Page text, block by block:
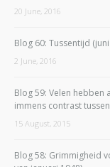
20 June, 2016
Blog 60: Tussentijd
2 June, 2016
Blog 59: Velen hebben
immens contrast
15 August, 2015
Blog 58: Grimmigheid